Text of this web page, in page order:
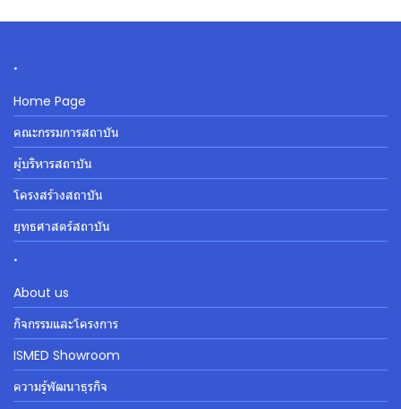
.
Home Page
คณะกรรมการสถาบัน
ผู้บริหารสถาบัน
โครงสร้างสถาบัน
ยุทธศาสตร์สถาบัน
.
About us
กิจกรรมและโครงการ
ISMED Showroom
ความรู้พัฒนาธุรกิจ